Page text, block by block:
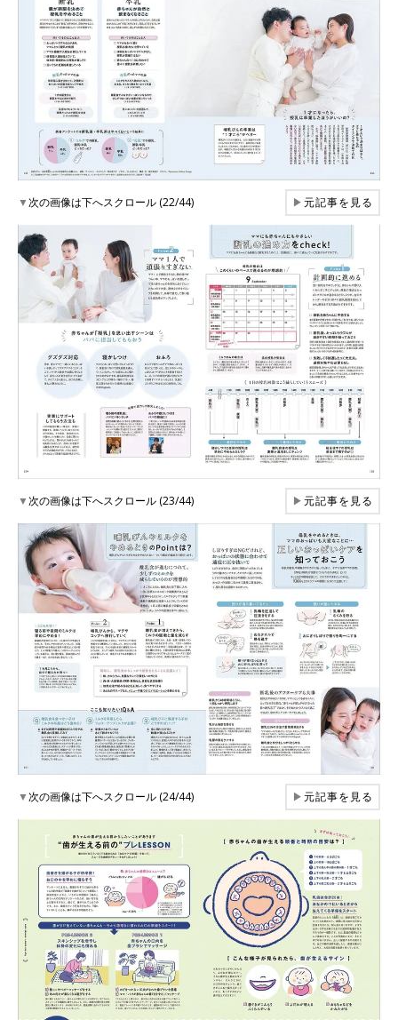
▼次の画像は下へスクロール (22/44) ▶元記事を見る
▼次の画像は下へスクロール (23/44) ▶元記事を見る
▼次の画像は下へスクロール (24/44) ▶元記事を見る